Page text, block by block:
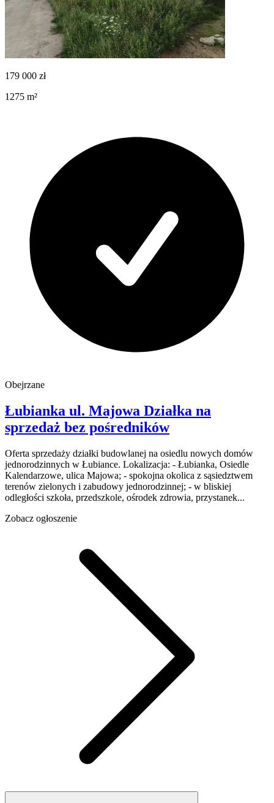
179 000 zł
1275 m²
Obejrzane
Łubianka ul. Majowa Działka na
sprzedaż bez pośredników
Oferta sprzedaży działki budowlanej na osiedlu nowych domów
jednorodzinnych w Łubiance. Lokalizacja: - Łubianka, Osiedle
Kalendarzowe, ulica Majowa; - spokojna okolica z sąsiedztwem
terenów zielonych i zabudowy jednorodzinnej; - w bliskiej
odległości szkoła, przedszkole, ośrodek zdrowia, przystanek...
Zobacz ogłoszenie